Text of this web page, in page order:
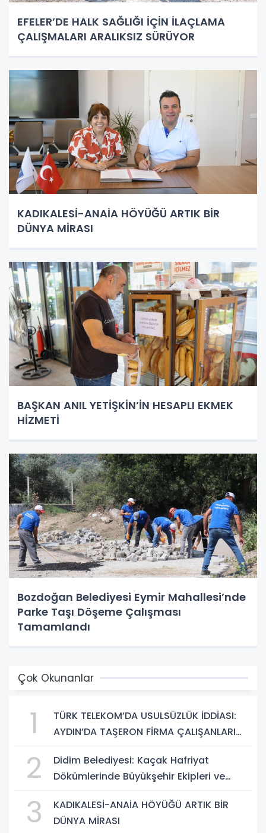
EFELER’DE HALK SAĞLIĞI İÇİN İLAÇLAMA
ÇALIŞMALARI ARALIKSIZ SÜRÜYOR
KADIKALESİ-ANAİA HÖYÜĞÜ ARTIK BİR
DÜNYA MİRASI
BAŞKAN ANIL YETİŞKİN’İN HESAPLI EKMEK
HİZMETİ
Bozdoğan Belediyesi Eymir Mahallesi’nde
Parke Taşı Döşeme Çalışması
Tamamlandı
Çok Okunanlar
1
TÜRK TELEKOM’DA USULSÜZLÜK İDDİASI:
AYDIN’DA TAŞERON FİRMA ÇALIŞANLARI
2
Didim Belediyesi: Kaçak Hafriyat
Dökümlerinde Büyükşehir Ekipleri ve
3
KADIKALESİ-ANAİA HÖYÜĞÜ ARTIK BİR
DÜNYA MİRASI